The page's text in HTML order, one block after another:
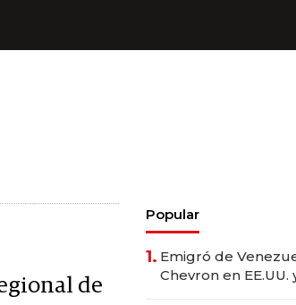
de
Popular
1. Emigró de
Chevron en